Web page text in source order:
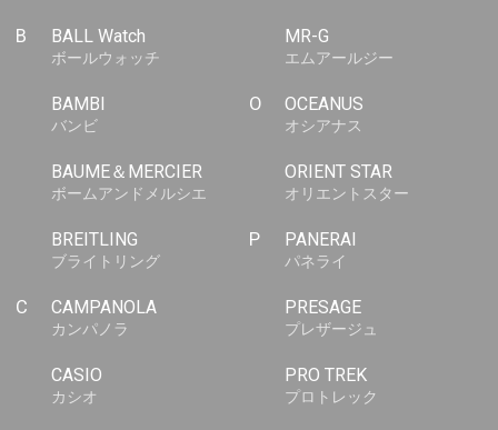
B BALL Watch
ボールウォッチ
BAMBI
バンビ
BAUME＆MERCIER
ボームアンドメルシエ
BREITLING
ブライトリング
C CAMPANOLA
カンパノラ
CASIO
カシオ
MR-G
エムアールジー
O OCEANUS
オシアナス
ORIENT STAR
オリエントスター
P PANERAI
パネライ
PRESAGE
プレザージュ
PRO TREK
プロトレック